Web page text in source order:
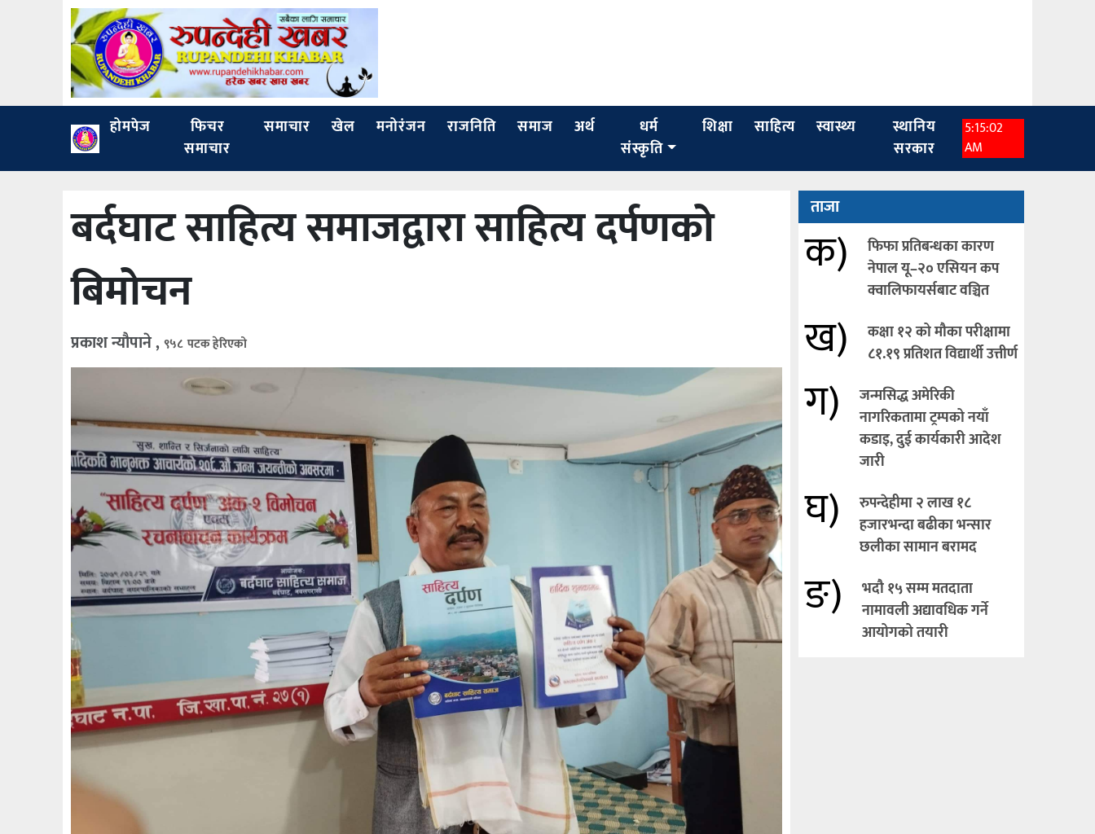
होमपेज
फिचर
समाचार
समाचार खेल मनोरंजन राजनिति समाज अर्थ
धर्म
संस्कृति
शिक्षा साहित्य स्वास्थ्य
स्थानिय
सरकार
5:15:04
AM
बर्दघाट साहित्य समाजद्वारा साहित्य दर्पणको
बिमोचन
प्रकाश न्यौपाने , ९५८ पटक हेरिएको
ताजा
क)
फिफा प्रतिबन्धका कारण
नेपाल यू–२० एसियन कप
क्वालिफायर्सबाट वञ्चित
ख)
कक्षा १२ को मौका परीक्षामा
८१.१९ प्रतिशत विद्यार्थी उत्तीर्ण
ग)
जन्मसिद्ध अमेरिकी
नागरिकतामा ट्रम्पको नयाँ
कडाइ, दुई कार्यकारी आदेश
जारी
घ)
रुपन्देहीमा २ लाख १८
हजारभन्दा बढीका भन्सार
छलीका सामान बरामद
ङ)
भदौ १५ सम्म मतदाता
नामावली अद्यावधिक गर्ने
आयोगको तयारी